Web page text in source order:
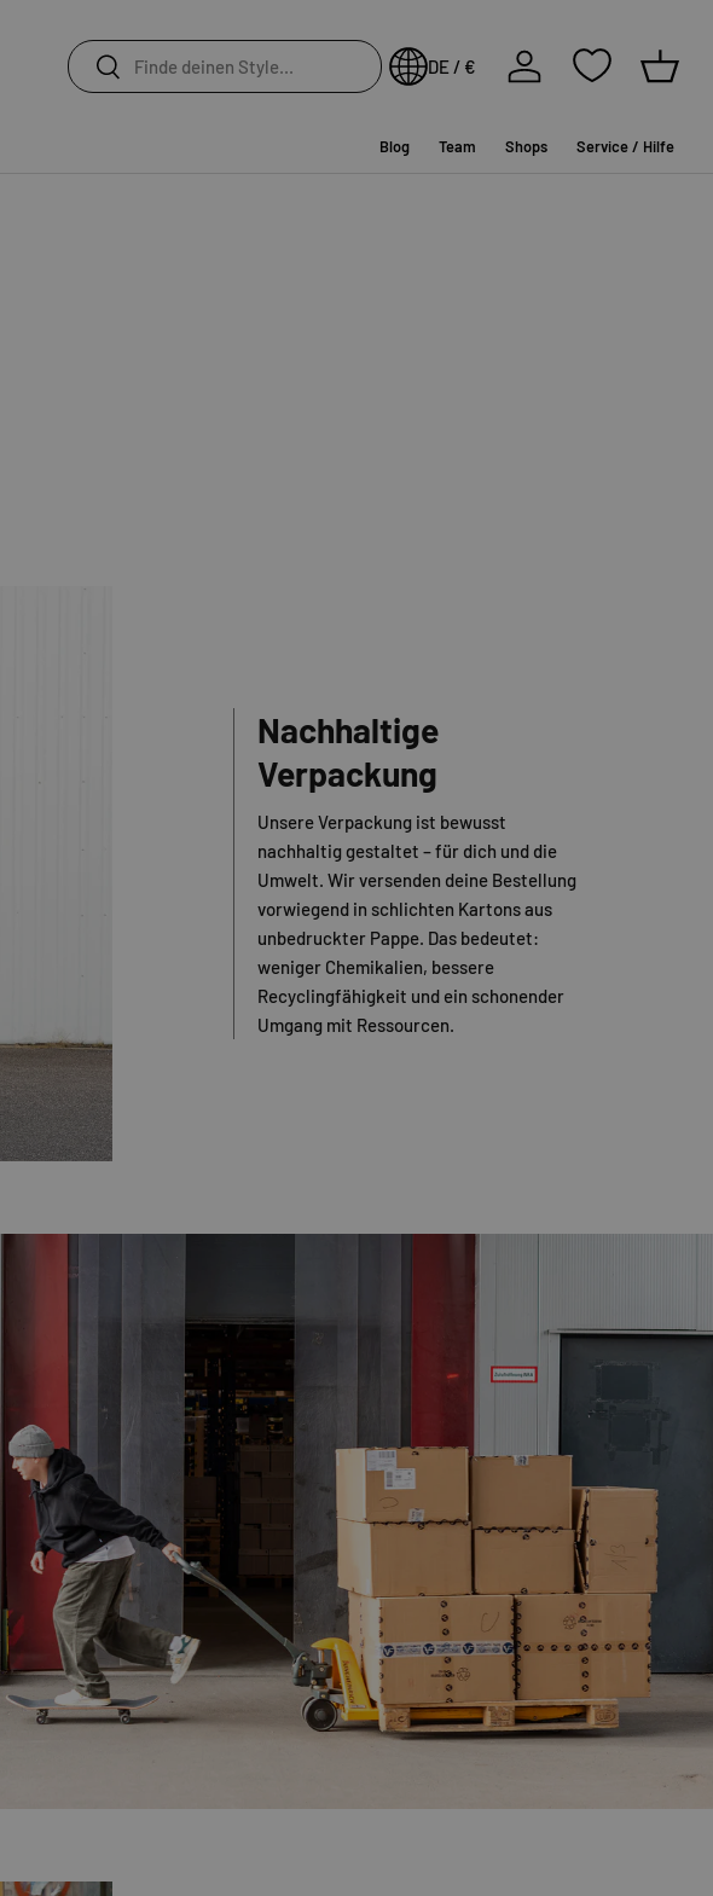
Suchen
Suchen DE / €
Einloggen
Blog Team Shops Service / Hilfe
Nachhaltige
Verpackung
Unsere Verpackung ist bewusst
nachhaltig gestaltet – für dich und die
Umwelt. Wir versenden deine Bestellung
vorwiegend in schlichten Kartons aus
unbedruckter Pappe. Das bedeutet:
weniger Chemikalien, bessere
Recyclingfähigkeit und ein schonender
Umgang mit Ressourcen.